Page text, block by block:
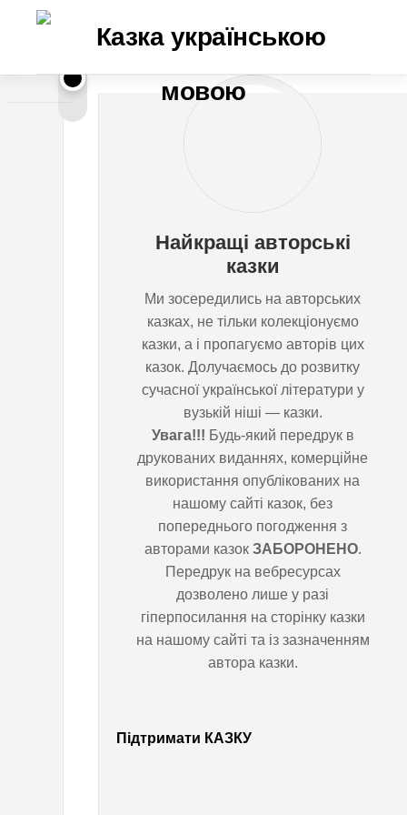
Перейти
з
а
п
р
о
Т
и
ж
д
н
Найкращі авторські
казки
Ми зосередились на авторських
казках, не тільки колекціонуємо
казки, а і пропагуємо авторів цих
казок. Долучаємось до розвитку
сучасної української літератури у
вузькій ніші — казки.
Увага!!!Будь-який передрук в
друкованих виданнях,
комерційне використання
опублікованих на нашому сайті
казок, без попереднього
погодження з авторами казок
ЗАБОРОНЕНО. Передрук на
вебресурсах дозволено лише у
разі гіперпосилання на сторінку
казки на нашому сайті та із
зазначенням автора казки.
Підтримати КАЗКУ